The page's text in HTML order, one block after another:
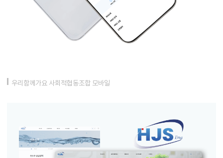
우리함께가요 사회적협동조합 모바일